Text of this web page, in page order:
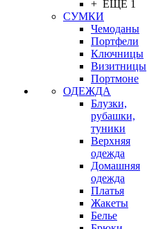
+ ЕЩЕ 1
СУМКИ
Чемоданы
Портфели
Ключницы
Визитницы
Портмоне
ОДЕЖДА
Блузки,
рубашки,
туники
Верхняя
одежда
Домашняя
одежда
Платья
Жакеты
Белье